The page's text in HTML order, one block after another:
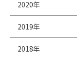
2020年
2019年
2018年